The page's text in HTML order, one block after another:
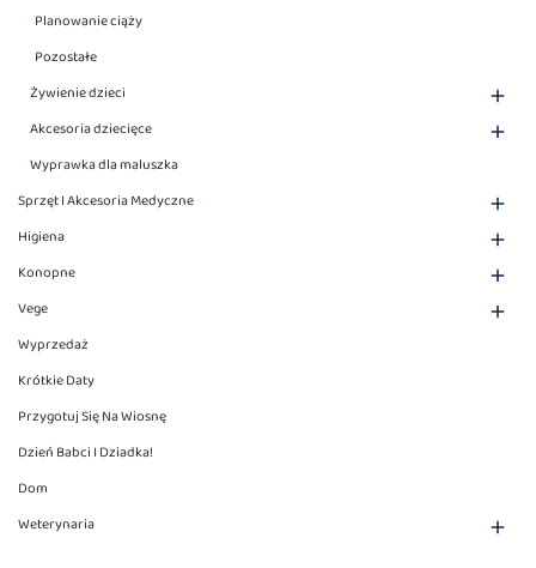
Planowanie ciąży
Pozostałe
Żywienie dzieci

Akcesoria dziecięce 
Wyprawka dla maluszka
Sprzęt I Akcesoria Medyczne

Higiena 
Konopne 
Vege 
Wyprzedaż
Krótkie Daty
Przygotuj Się Na Wiosnę
Dzień Babci I Dziadka!
Dom
Weterynaria
